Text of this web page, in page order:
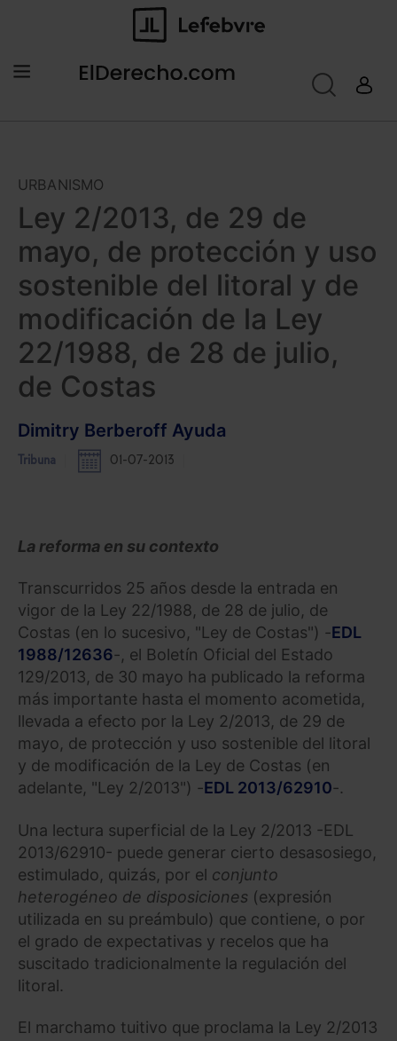
URBANISMO
Ley 2/2013, de 29 de
mayo, de protección y uso
sostenible del litoral y de
modificación de la Ley
22/1988, de 28 de julio,
de Costas
Dimitry Berberoff Ayuda
Tribuna 01-07-2013
La reforma en su contexto
Transcurridos 25 años desde la entrada en
vigor de la Ley 22/1988, de 28 de julio, de
Costas (en lo sucesivo, "Ley de Costas") -EDL
1988/12636-, el Boletín Oficial del Estado
129/2013, de 30 mayo ha publicado la reforma
más importante hasta el momento acometida,
llevada a efecto por la Ley 2/2013, de 29 de
mayo, de protección y uso sostenible del litoral
y de modificación de la Ley de Costas (en
adelante, "Ley 2/2013") -EDL 2013/62910-.
Una lectura superficial de la Ley 2/2013 -EDL
2013/62910- puede generar cierto desasosiego,
estimulado, quizás, por el conjunto
heterogéneo de disposiciones (expresión
utilizada en su preámbulo) que contiene, o por
el grado de expectativas y recelos que ha
suscitado tradicionalmente la regulación del
litoral.
El marchamo tuitivo que proclama la Ley 2/2013